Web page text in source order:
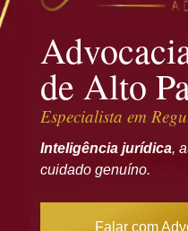
de Alto
Especialista em
Inteligência jurídica,
cuidado genuíno.
Falar com